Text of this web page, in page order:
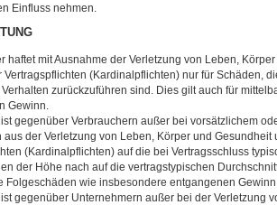
Einfluss nehmen.
haftet mit Ausnahme der Verletzung von Leben,
Vertragspflichten (Kardinalpflichten) nur für Schäden,
zurückzuführen sind. Dies gilt auch für
Gewinn.
gegenüber Verbrauchern außer bei vorsätzlichem
aus der Verletzung von Leben, Körper und
(Kardinalpflichten) auf die bei Vertragsschluss
der Höhe nach auf die vertragstypischen
Folgeschäden wie insbesondere entgangenen
gegenüber Unternehmern außer bei der Verletzung